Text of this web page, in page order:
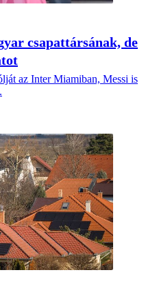
csapattársának, de
az Inter Miamiban, Messi is